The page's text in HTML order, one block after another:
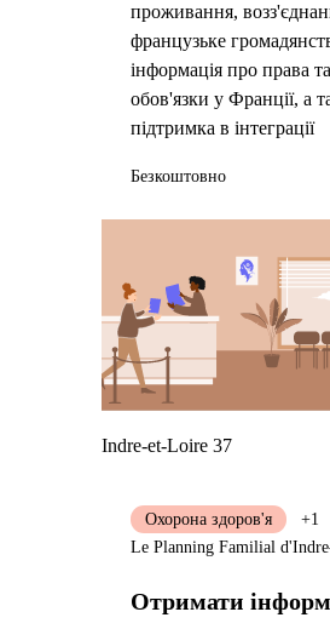
проживання,
французьке
інформація про права та
обов'язки у Франції, а
підтримка в інтеграції
Безкоштовно
Indre-et-Loire 37
Отримати
Охорона здоров'я
+1
Le Planning Familial